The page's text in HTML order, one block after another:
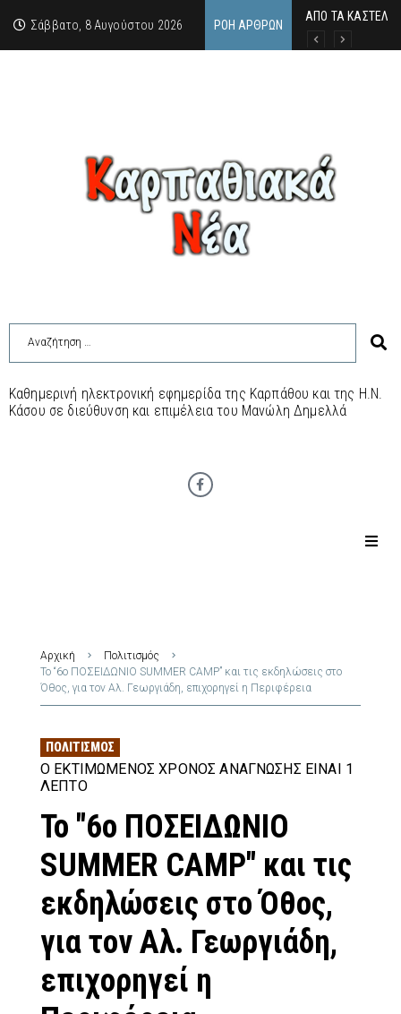
Σάββατο, 8 Αυγούστου 2026 ΡΟΉ ΆΡΘΡΩΝ
ΑΠΟ ΤΑ
Η άγνωστη
Νέος
Καθημερινή ηλεκτρονική εφημερίδα της Καρπάθου και της Η.Ν.
Κάσου σε διεύθυνση και επιμέλεια του Μανώλη Δημελλά
Αρχική
Πολιτισμός
Το “6ο ΠΟΣΕΙΔΩΝΙΟ SUMMER CAMP” και τις εκδηλώσεις στο
Όθος, για τον Αλ. Γεωργιάδη, επιχορηγεί η Περιφέρεια
ΠΟΛΙΤΙΣΜΌΣ
Ο ΕΚΤΙΜΏΜΕΝΟΣ ΧΡΌΝΟΣ ΑΝΆΓΝΩΣΗΣ ΕΊΝΑΙ 1
ΛΕΠΤΌ
Το "6ο ΠΟΣΕΙΔΩΝΙΟ
SUMMER CAMP" και τις
εκδηλώσεις στο Όθος,
για τον Αλ. Γεωργιάδη,
επιχορηγεί η